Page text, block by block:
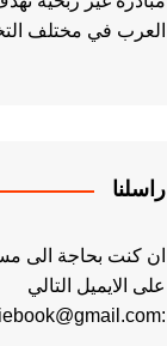
العرب في مختلف
راسلنا
ان كنت بحاجة الى
على الايميل التالي
:maktabatiiebook@gmail.com